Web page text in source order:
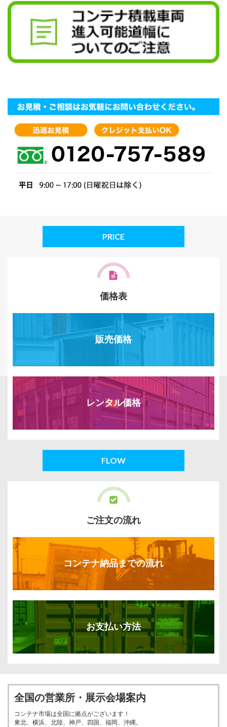
PRICE
価格表
販売価格
レンタル価格
FLOW
ご注文の流れ
コンテナ納品までの流れ
お支払い方法
全国の営業所・展示会場案内
コンテナ市場は全国に拠点がございます！
東北、横浜、北陸、神戸、四国、福岡、沖縄。